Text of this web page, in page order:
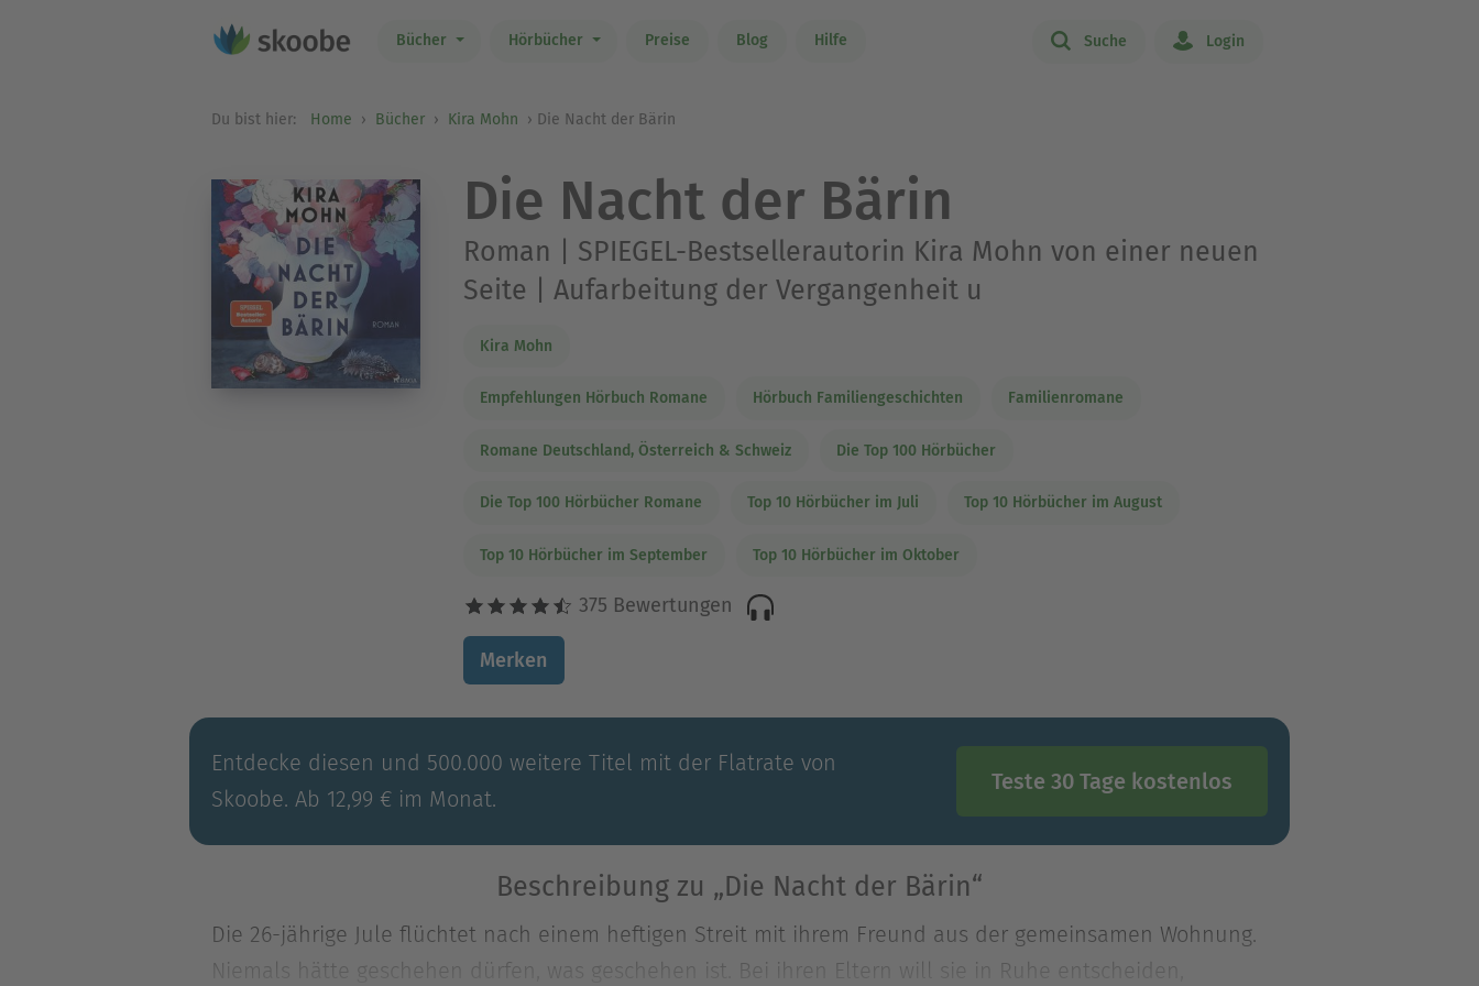
Bücher Hörbücher Preise Blog Hilfe Suche Login
Du bist hier: Home Bücher Kira Mohn Die Nacht der Bärin
Die Nacht der Bärin
Roman | SPIEGEL-Bestsellerautorin Kira Mohn von einer neuen
Seite | Aufarbeitung der Vergangenheit u
Kira Mohn
Empfehlungen Hörbuch Romane Hörbuch Familiengeschichten Familienromane
Romane Deutschland, Österreich & Schweiz Die Top 100 Hörbücher
Die Top 100 Hörbücher Romane Top 10 Hörbücher im Juli Top 10 Hörbücher im August
Top 10 Hörbücher im September Top 10 Hörbücher im Oktober
375 Bewertungen
Merken
Entdecke diesen und 500.000 weitere Titel mit der Flatrate von
Skoobe. Ab 12,99 € im Monat.
Teste 30 Tage kostenlos
Beschreibung zu „Die Nacht der Bärin“
Die 26-jährige Jule flüchtet nach einem heftigen Streit mit ihrem Freund aus der gemeinsamen Wohnung.
Niemals hätte geschehen dürfen, was geschehen ist. Bei ihren Eltern will sie in Ruhe entscheiden,